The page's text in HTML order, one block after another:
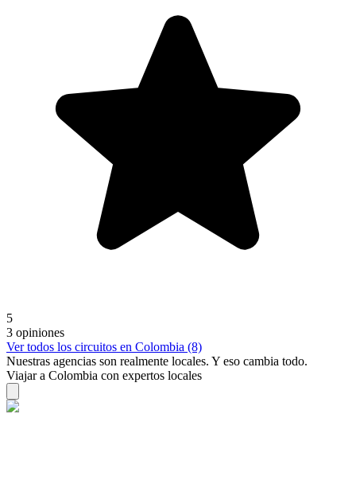
5
3 opiniones
Ver todos los circuitos en Colombia (8)
Nuestras agencias son realmente locales. Y eso cambia todo.
Viajar a Colombia con expertos locales